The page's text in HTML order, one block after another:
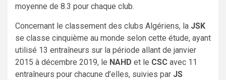
moyenne de 8.3 pour chaque club.
Concernant le classement des clubs Algériens, la JSK
se classe cinquième au monde selon cette étude, ayant
utilisé 13 entraîneurs sur la période allant de janvier
2015 à décembre 2019, le NAHD et le CSC avec 11
entraîneurs pour chacune d’elles, suivies par JS